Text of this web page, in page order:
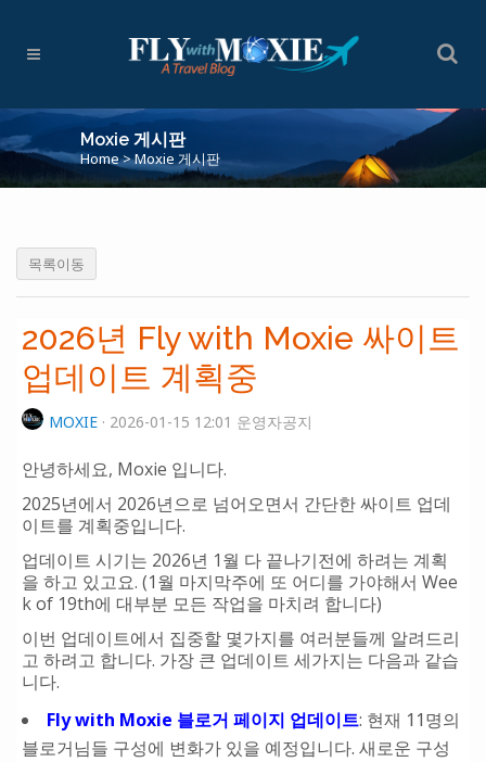
Moxie 게시판
Home>Moxie 게시판
목록이동
2026년 Fly with Moxie 싸이트
업데이트 계획중
MOXIE · 2026-01-15 12:01 운영자공지
안녕하세요, Moxie 입니다.
2025년에서 2026년으로 넘어오면서 간단한 싸이트 업데
이트를 계획중입니다.
업데이트 시기는 2026년 1월 다 끝나기전에 하려는 계획
을 하고 있고요. (1월 마지막주에 또 어디를 가야해서 Wee
k of 19th에 대부분 모든 작업을 마치려 합니다)
이번 업데이트에서 집중할 몇가지를 여러분들께 알려드리
고 하려고 합니다. 가장 큰 업데이트 세가지는 다음과 같습
니다.
Fly with Moxie 블로거 페이지 업데이트: 현재 11명의
블로거님들 구성에 변화가 있을 예정입니다. 새로운 구성